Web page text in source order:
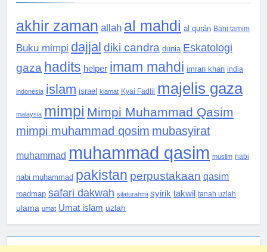
akhir zaman allah al mahdi al qurán Bani tamim
Buku mimpi dajjal diki candra dunia Eskatologi
gaza hadits helper imam mahdi imran khan india
indonesia islam israel kiamat Kyai Fadlil majelis gaza
malaysia mimpi Mimpi Muhammad Qasim
mimpi muhammad qosim mubasyirat
muhammad muhammad qasim muslim nabi
nabi muhammad pakistan perpustakaan qasim
roadmap safari dakwah silaturahmi syirik takwil tanah uzlah
ulama umat Umat islam uzlah